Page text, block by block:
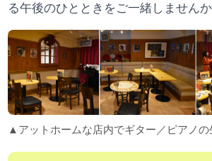
る午後のひとときをご一緒しませんか
▲アットホームな店内でギター／ピアノの